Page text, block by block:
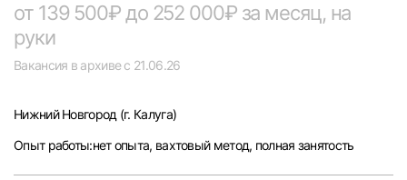
Екатеринбург
Казань
от 139 500₽ до 252 000₽ за месяц, на
руки
Вакансия в архиве с 21.06.26
Нижний Новгород (г. Калуга)
Опыт работы:нет опыта, вахтовый метод, полная занятость